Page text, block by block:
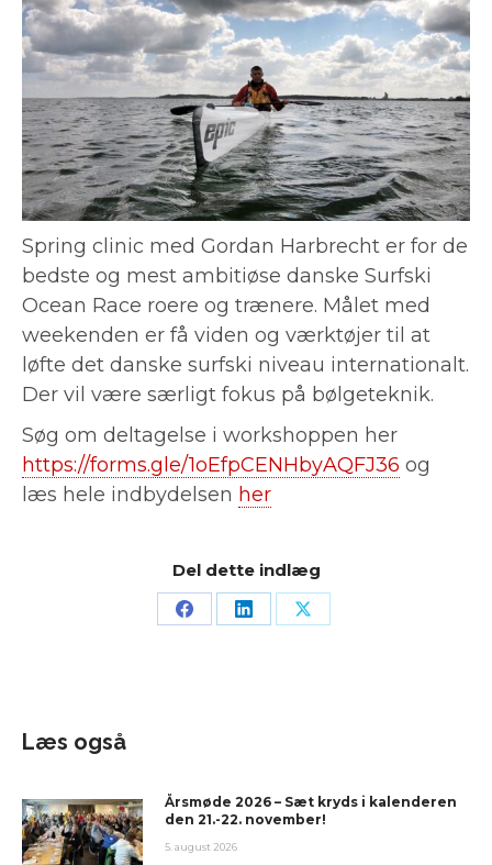
Spring clinic med Gordan Harbrecht er for de
bedste og mest ambitiøse danske Surfski
Ocean Race roere og trænere. Målet med
weekenden er få viden og værktøjer til at
løfte det danske surfski niveau internationalt.
Der vil være særligt fokus på bølgeteknik.
Søg om deltagelse i workshoppen her
https://forms.gle/1oEfpCENHbyAQFJ36 og
læs hele indbydelsen her
Del dette indlæg
Læs også
Årsmøde 2026 – Sæt kryds i kalenderen
den 21.-22. november!
5. august 2026